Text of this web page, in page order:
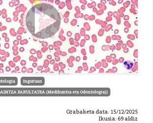
Inguruan
FAKULTATEA (Medikuntza eta Odontologia))
Grabaketa data: 15/12/2025
Ikusia: 69 aldiz